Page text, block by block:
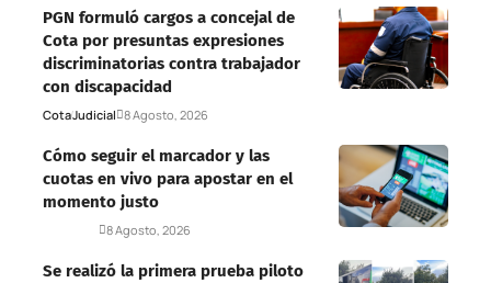
PGN formuló cargos a concejal de
Cota por presuntas expresiones
discriminatorias contra trabajador
con discapacidad
CotaJudicial 8 Agosto, 2026
Cómo seguir el marcador y las
cuotas en vivo para apostar en el
momento justo
8 Agosto, 2026
Se realizó la primera prueba piloto